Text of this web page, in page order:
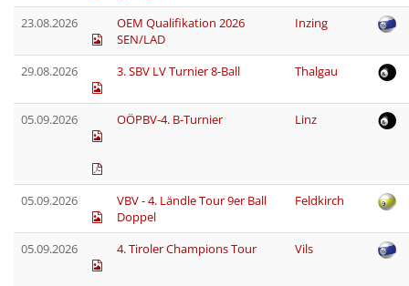
23.08.2026
OEM Qualifikation 2026
SEN/LAD
Inzing
29.08.2026 3. SBV LV Turnier 8-Ball Thalgau
05.09.2026 OÖPBV-4. B-Turnier Linz
05.09.2026
VBV - 4. Ländle Tour 9er Ball
Doppel
Feldkirch
05.09.2026 4. Tiroler Champions Tour Vils